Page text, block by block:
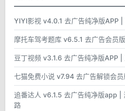
YIYI影视 v4.0.1 去广告纯净版APP |
摩托车驾考题库 v6.5.1 去广告会员
豆丁视频 v3.1.6 去广告纯净版APP |
七猫免费小说 v7.94 去广告解锁会
追番达人 v6.1.5 去广告纯净版app |
路